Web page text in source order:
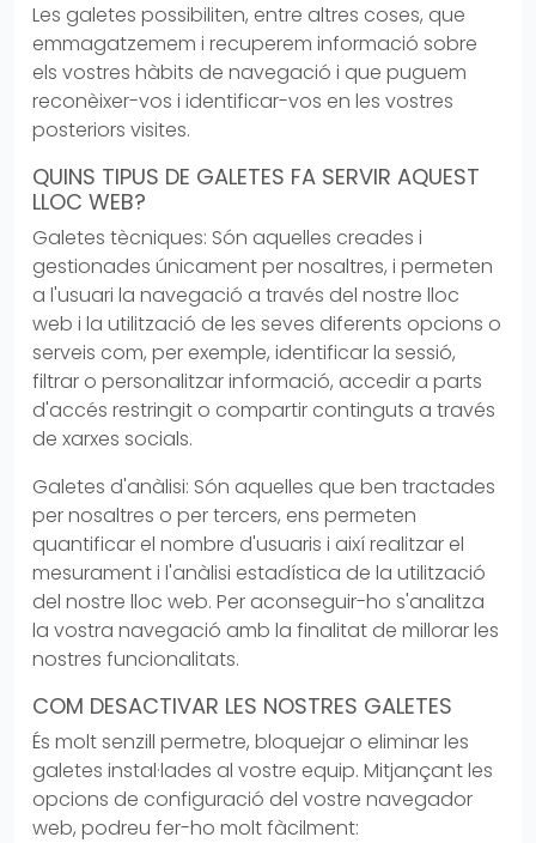
Les galetes possibiliten, entre altres coses, que
emmagatzemem i recuperem informació sobre
els vostres hàbits de navegació i que puguem
reconèixer-vos i identificar-vos en les vostres
posteriors visites.
QUINS TIPUS DE GALETES FA SERVIR AQUEST
LLOC WEB?
Galetes tècniques: Són aquelles creades i
gestionades únicament per nosaltres, i permeten
a l'usuari la navegació a través del nostre lloc
web i la utilització de les seves diferents opcions o
serveis com, per exemple, identificar la sessió,
filtrar o personalitzar informació, accedir a parts
d'accés restringit o compartir continguts a través
de xarxes socials.
Galetes d'anàlisi: Són aquelles que ben tractades
per nosaltres o per tercers, ens permeten
quantificar el nombre d'usuaris i així realitzar el
mesurament i l'anàlisi estadística de la utilització
del nostre lloc web. Per aconseguir-ho s'analitza
la vostra navegació amb la finalitat de millorar les
nostres funcionalitats.
COM DESACTIVAR LES NOSTRES GALETES
És molt senzill permetre, bloquejar o eliminar les
galetes instal·lades al vostre equip. Mitjançant les
opcions de configuració del vostre navegador
web, podreu fer-ho molt fàcilment: